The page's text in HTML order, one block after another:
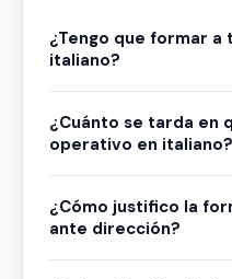
¿Tengo que formar a
italiano?
¿Cuánto se tarda en
operativo en italiano?
¿Cómo justifico la
ante dirección?